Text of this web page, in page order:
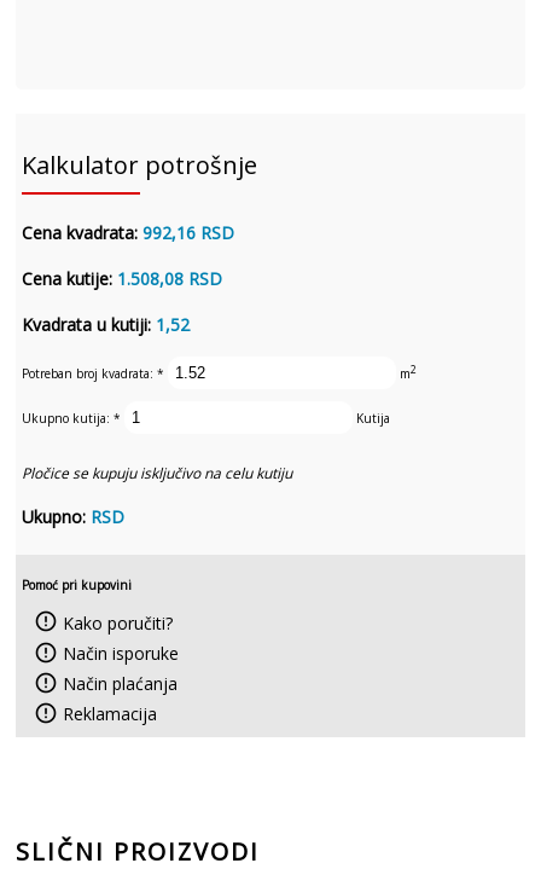
Kalkulator potrošnje
Cena kvadrata: 992,16 RSD
Cena kutije: 1.508,08 RSD
Kvadrata u kutiji: 1,52
Potreban broj kvadrata: * m2
Ukupno kutija: * Kutija
Pločice se kupuju isključivo na celu kutiju
Ukupno: RSD
Pomoć pri kupovini
error_outline Kako poručiti?
error_outline Način isporuke
error_outline Način plaćanja
error_outline Reklamacija
SLIČNI PROIZVODI